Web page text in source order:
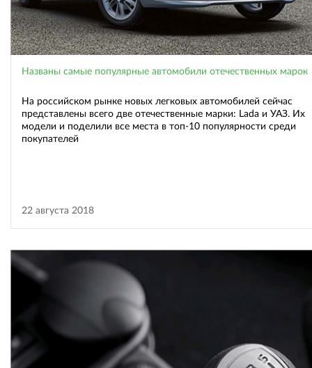
Названы самые популярные автомобили отечественных марок
На российском рынке новых легковых автомобилей сейчас
представлены всего две отечественные марки: Lada и УАЗ. Их
модели и поделили все места в топ-10 популярности среди
покупателей
22 августа 2018